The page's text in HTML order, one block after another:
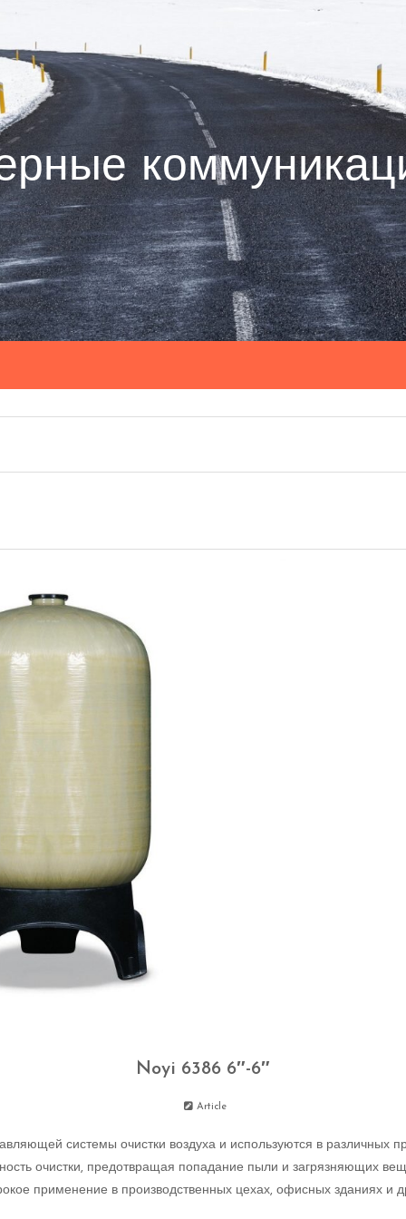
Noyi 6386 6″-6″
Article
системы очистки воздуха и используются в различных
очистки, предотвращая попадание пыли и загрязняющих
применение в производственных цехах, офисных зданиях и